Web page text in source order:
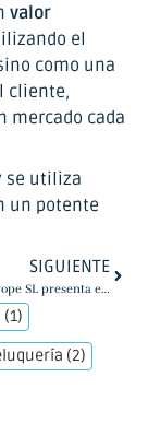
(1)
(2)
valor
el
como una
cliente,
mercado cada
se utiliza
un potente
SIGUIENTE
Sterilox C&B Europe SL presenta en Beauty Valencia sus marcas SterilOx, Proxilab y AquaDermis.